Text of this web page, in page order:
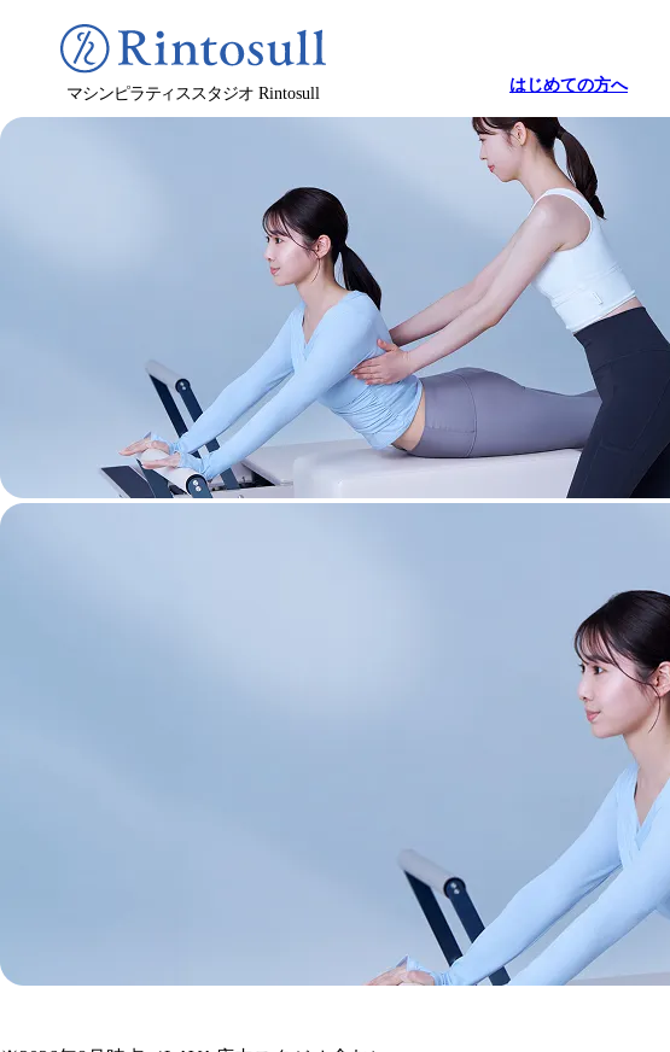
マシンピラティススタジオRintosull はじめての方へ